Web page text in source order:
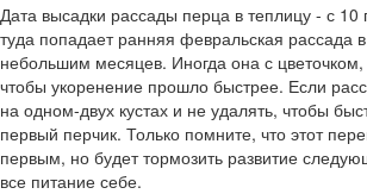
Дата высадки рассады перца в теплицу - с
туда попадает ранняя февральская рассада
небольшим месяцев. Иногда она с
чтобы укоренение прошло быстрее. Если
на одном-двух кустах и не удалять, чтобы
первый перчик. Только помните, что этот
первым, но будет тормозить развитие
все питание себе.